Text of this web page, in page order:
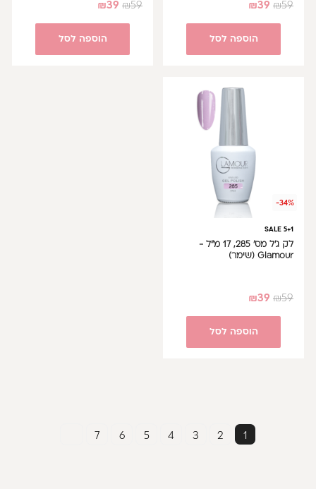
₪59
₪39
הוספה לסל
₪59
₪39
הוספה לסל
-34%
SALE 5+1
לק ג'ל מס' 285, 17 מ"ל -
Glamour (שימר)
₪59
₪39
הוספה לסל
1
2
3
4
5
6
7